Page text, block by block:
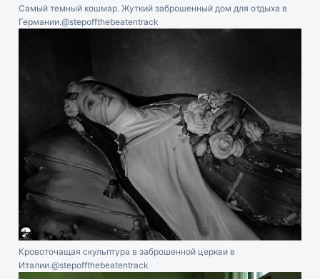
Самый темный кошмар. Жуткий заброшенный дом для отдыха в
Германии.@stepoffthebeatentrack
Кровоточащая скульптура в заброшенной церкви в
Италии.@stepoffthebeatentrack